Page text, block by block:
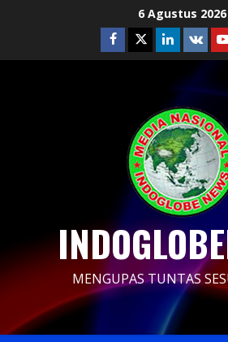
6 Agustus 2026
Facebook
TwitterLinkedin
VK
MENGUPAS TUNTAS